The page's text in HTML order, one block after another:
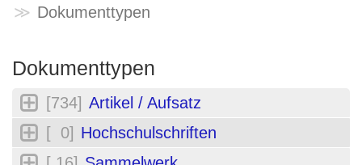
Dokumenttypen
Dokumenttypen
[734] Artikel / Aufsatz
[ 0] Hochschulschriften